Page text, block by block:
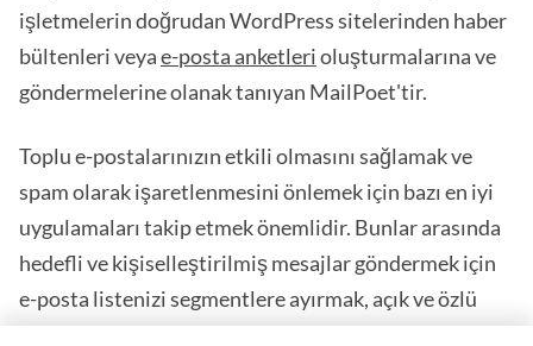
işletmelerin doğrudan WordPress sitelerinden haber
bültenleri veyae-posta anketlerioluşturmalarına ve
göndermelerine olanak tanıyan MailPoet'tir.
Toplu e-postalarınızın etkili olmasını sağlamak ve
spam olarak işaretlenmesini önlemek için bazı en iyi
uygulamaları takip etmek önemlidir. Bunlar arasında
hedefli ve kişiselleştirilmiş mesajlar göndermek için
e-posta listenizi segmentlere ayırmak, açık ve özlü